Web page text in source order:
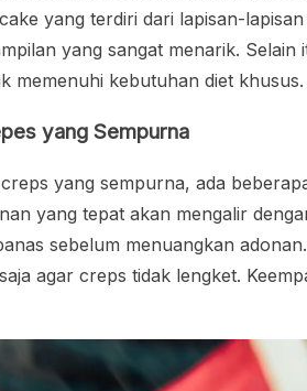
yang terdiri dari lapisan-
yang sangat menarik.
memenuhi kebutuhan diet khusus.
yang Sempurna
yang sempurna, ada
yang tepat akan mengalir
sebelum menuangkan
agar creps tidak lengket.